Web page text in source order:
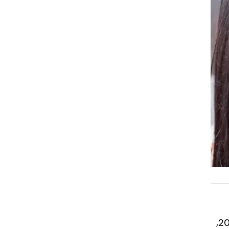
"קליפורניקיישן" של Showtime, ואז הואץ לאחר ההצלחה של "חמישים גוונים של אפור". עד 2019,